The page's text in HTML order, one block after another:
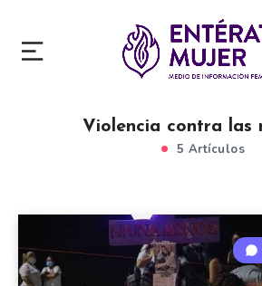
Violencia contra las
5 Artículos